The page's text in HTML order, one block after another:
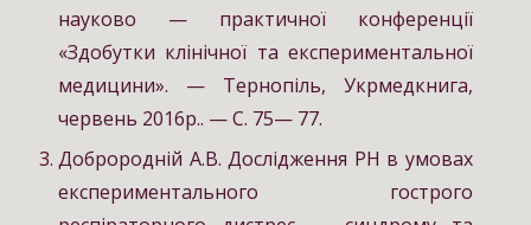
науково — практичної конференції
«Здобутки клінічної та експериментальної
медицини». — Тернопіль, Укрмедкнига,
червень 2016р.. — С. 75— 77.
Доброродній А.В. Дослідження РН в умовах
експериментального гострого